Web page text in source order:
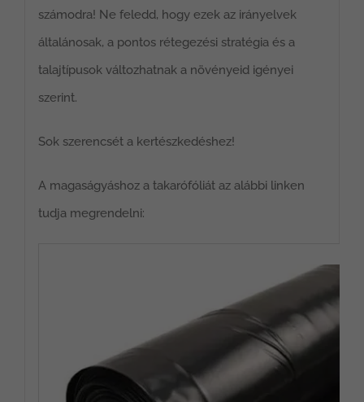
számodra! Ne feledd, hogy ezek az irányelvek
általánosak, a pontos rétegezési stratégia és a
talajtípusok változhatnak a növényeid igényei
szerint.
Sok szerencsét a kertészkedéshez!
A magaságyáshoz a takarófóliát az alábbi linken
tudja megrendelni: